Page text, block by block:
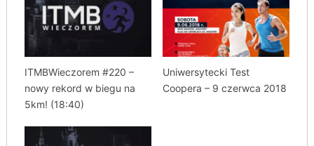
ITMBWieczorem #220 –
nowy rekord w biegu na
5km! (18:40)
Uniwersytecki Test
Coopera – 9 czerwca 2018